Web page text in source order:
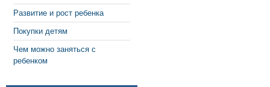
Развитие и рост ребенка
Покупки детям
Чем можно заняться с
ребенком